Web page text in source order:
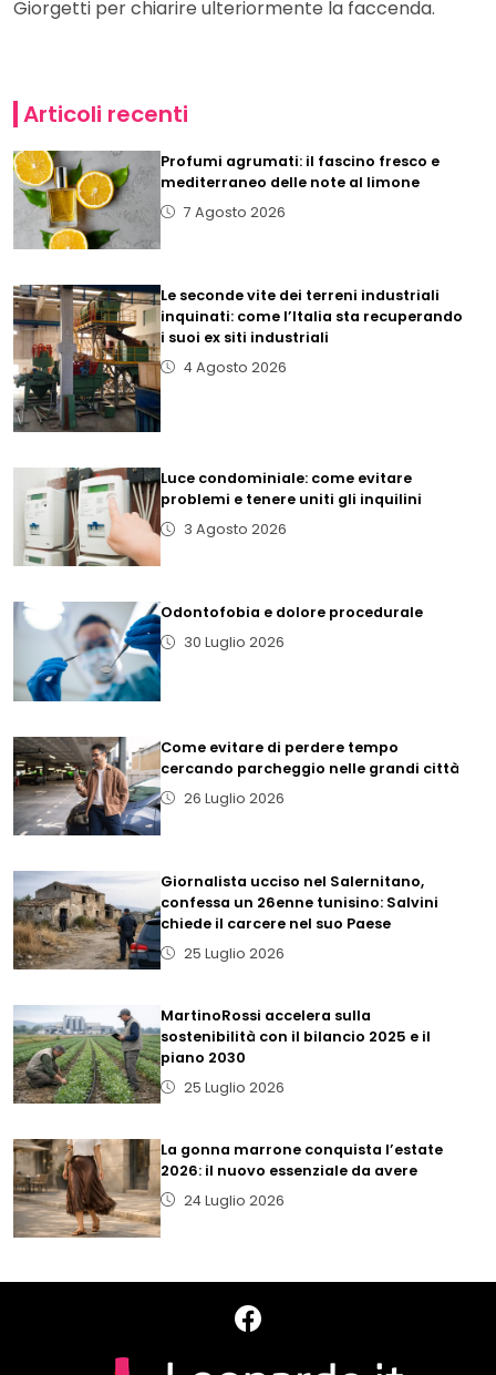
Giorgetti per chiarire ulteriormente la faccenda.
Articoli recenti
Profumi agrumati: il fascino fresco e
mediterraneo delle note al limone
7 Agosto 2026
Le seconde vite dei terreni industriali
inquinati: come l’Italia sta recuperando
i suoi ex siti industriali
4 Agosto 2026
Luce condominiale: come evitare
problemi e tenere uniti gli inquilini
3 Agosto 2026
Odontofobia e dolore procedurale
30 Luglio 2026
Come evitare di perdere tempo
cercando parcheggio nelle grandi città
26 Luglio 2026
Giornalista ucciso nel Salernitano,
confessa un 26enne tunisino: Salvini
chiede il carcere nel suo Paese
25 Luglio 2026
MartinoRossi accelera sulla
sostenibilità con il bilancio 2025 e il
piano 2030
25 Luglio 2026
La gonna marrone conquista l’estate
2026: il nuovo essenziale da avere
24 Luglio 2026